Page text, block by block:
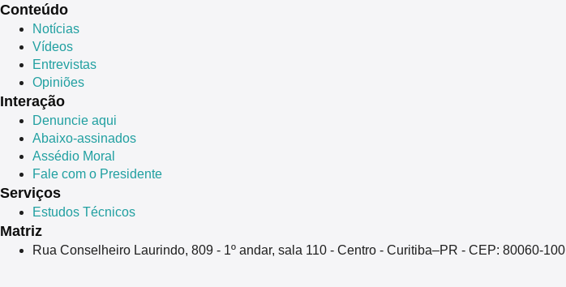
Conteúdo
Notícias
Vídeos
Entrevistas
Opiniões
Interação
Denuncie aqui
Abaixo-assinados
Assédio Moral
Fale com o Presidente
Serviços
Estudos Técnicos
Matriz
Rua Conselheiro Laurindo, 809 - 1º andar, sala 110 - Centro - Curitiba–PR - CEP: 80060-100